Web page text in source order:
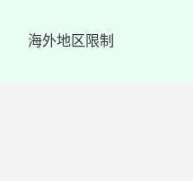
海外地区限制